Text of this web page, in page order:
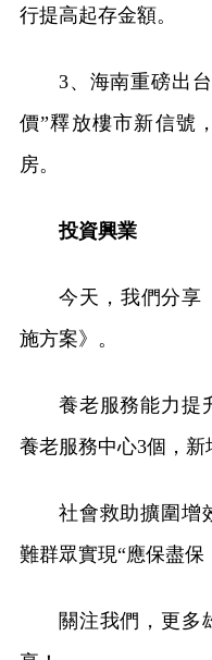
行提高起存金額。
3、海南重磅出
價”釋放樓市新信號
房。
投資興業
今天，我們分享
施方案》。
養老服務能力提
養老服務中心3個，新
社會救助擴圍增
難群眾實現“應保盡保
關注我們，更多